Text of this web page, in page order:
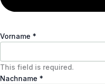
Vorname *
This field is required.
Nachname *